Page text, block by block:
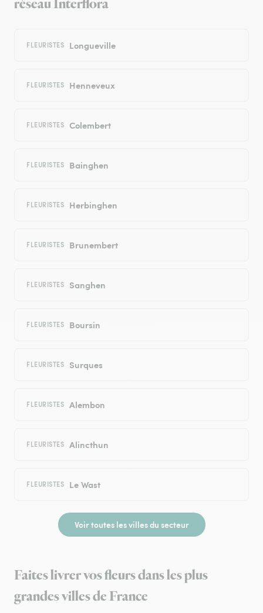
réseau Interflora
FLEURISTES Longueville
FLEURISTES Henneveux
FLEURISTES Colembert
FLEURISTES Bainghen
FLEURISTES Herbinghen
FLEURISTES Brunembert
FLEURISTES Sanghen
FLEURISTES Boursin
FLEURISTES Surques
FLEURISTES Alembon
FLEURISTES Alincthun
FLEURISTES Le Wast
Voir toutes les villes du secteur
Faites livrer vos fleurs dans les plus
grandes villes de France